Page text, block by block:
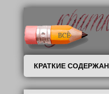
КРАТКИЕ